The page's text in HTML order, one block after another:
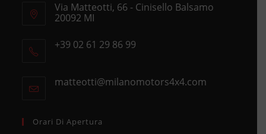
Via Matteotti, 66 - Cinisello Balsamo
20092 MI
in
+39 02 61 29 86 99
your
matteotti@milanomotors4x4.comOpens
Orari Di Apertura